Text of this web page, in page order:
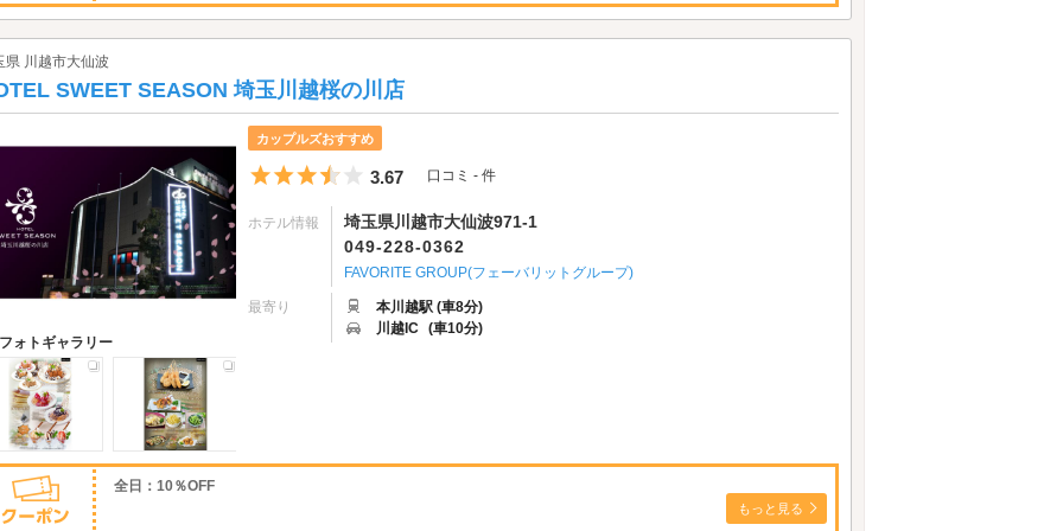
県 川越市大仙波
SWEET SEASON 埼玉川越桜の川店
フォトギャラリー
カップルズおすすめ
5つ星のうち3.5
3.67 口コミ - 件
ホテル情報
埼玉県川越市大仙波971-1
049-228-0362
FAVORITE GROUP(フェーバリットグループ)
最寄り
本川越駅 (車8分)
川越IC (車10分)
全日：10％OFF
もっと見る